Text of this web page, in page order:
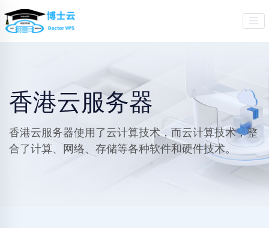
香港云服务器
香港云服务器使用了云计算技术，而云计算技术，整
合了计算、网络、存储等各种软件和硬件技术。